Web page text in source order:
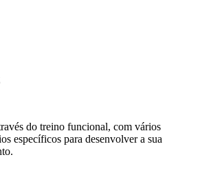
do treino funcional, com vários
específicos para desenvolver a sua